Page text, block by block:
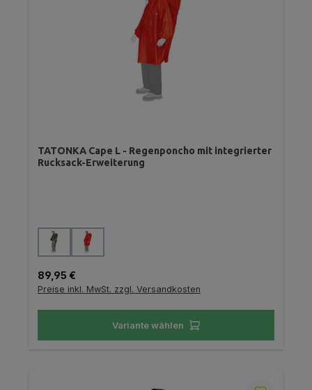
TATONKA Cape L - Regenponcho mit integrierter
Rucksack-Erweiterung
Farbe auswählen
Regulärer Preis:
89,95 €
Preise inkl. MwSt. zzgl. Versandkosten
Variante wählen